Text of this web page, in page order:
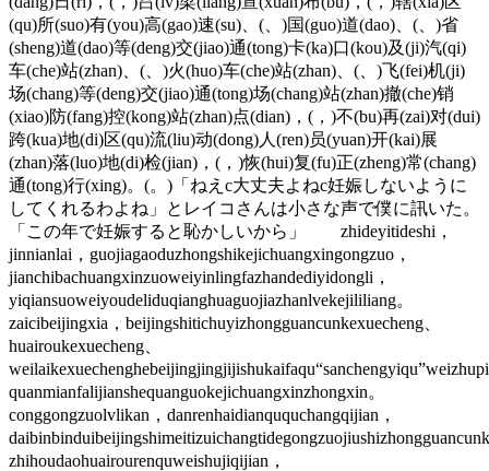
(qu)所(suo)有(you)高(gao)速(su)、(、)国(guo)道(dao)、(、)省
(sheng)道(dao)等(deng)交(jiao)通(tong)卡(ka)口(kou)及(ji)汽(qi)
车(che)站(zhan)、(、)火(huo)车(che)站(zhan)、(、)飞(fei)机(ji)
场(chang)等(deng)交(jiao)通(tong)场(chang)站(zhan)撤(che)销
(xiao)防(fang)控(kong)站(zhan)点(dian)，(，)不(bu)再(zai)对(dui)
跨(kua)地(di)区(qu)流(liu)动(dong)人(ren)员(yuan)开(kai)展
(zhan)落(luo)地(di)检(jian)，(，)恢(hui)复(fu)正(zheng)常(chang)
通(tong)行(xing)。(。)「ねえc大丈夫よねc妊娠しないように
してくれるわよね」とレイコさんは小さな声で僕に訊いた。
「この年で妊娠すると恥かしいから」 zhideyitideshi，
jinnianlai，guojiagaoduzhongshikejichuangxingongzuo，
jianchibachuangxinzuoweiyinlingfazhandediyidongli，
yiqiansuoweiyoudeliduqianghuaguojiazhanlvekejililiang。
zaicibeijingxia，beijingshitichuyizhongguancunkexuecheng、
huairoukexuecheng、
quanmianfalijianshequanguokejichuangxinzhongxin。
conggongzuolvlikan，danrenhaidianququchangqijian，
zhihoudaohuairourenquweishujiqijian，